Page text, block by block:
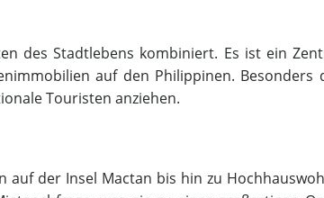
des Stadtlebens kombiniert. Es ist ein
auf den Philippinen. Besonders
Touristen anziehen.
der Insel Mactan bis hin zu